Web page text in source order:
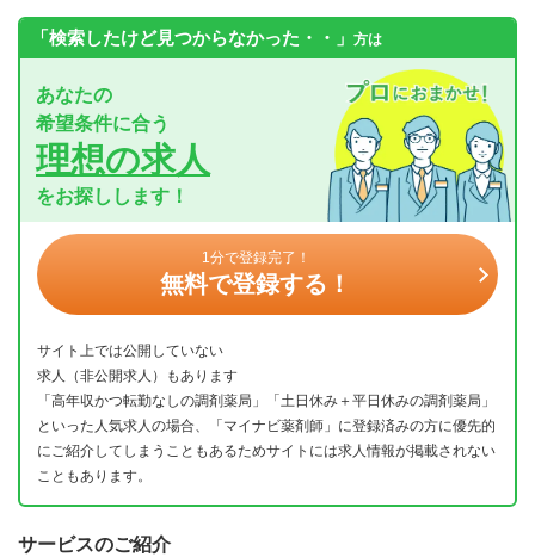
「検索したけど見つからなかった・・」 方は
あなたの
希望条件に合う
理想の求人
をお探しします！
1分で登録完了！
無料で登録する！
サイト上では公開していない
求人（非公開求人）もあります
「高年収かつ転勤なしの調剤薬局」「土日休み＋平日休みの調剤薬局」
といった人気求人の場合、「マイナビ薬剤師」に登録済みの方に優先的
にご紹介してしまうこともあるためサイトには求人情報が掲載されない
こともあります。
サービスのご紹介